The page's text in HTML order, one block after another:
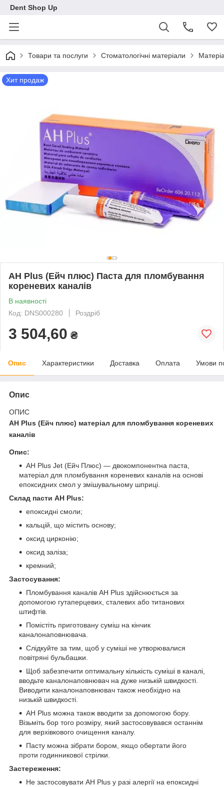
Dent Shop Up
Товари та послуги Стоматологічні матеріали
Хит продаж
AH Plus (Ейч плюс) Паста для пломбування
кореневих каналів
В наявності
Код: DNS000280
Роздріб
3 504,60 ₴
Опис Характеристики Доставка Оплата Умови
Опис
ОПИС
AH Plus (Ейч плюс) матеріал для пломбування кореневих
каналів
Опис:
AH Plus Jet (Ейч Плюc) — двокомпонентна паста,
матеріал для пломбування кореневих каналів на основі
епоксидних смол у змішувальному шприці.
Склад пасти AH Plus:
епоксидні смоли;
кальцій, що містить основу;
оксид цирконію;
оксид заліза;
кремний;
Застосування:
Пломбування каналів AH Plus здійснюється за
допомогою гутаперцевих, сталевих або титанових
штифтів.
Помістіть приготовану суміш на кінчик
каналонаповнювача.
Слідкуйте за тим, щоб у суміші не утворювалися
повітряні бульбашки.
Щоб забезпечити оптимальну кількість суміші в каналі,
вводьте каналонаповнювач на дуже низькій швидкості.
Виводити каналонаповнювач також необхідно на
низькій швидкості.
AH Plus можна також вводити за допомогою бору.
Візьміть бор того розміру, який застосовувався останнім
для верхівкового очищення каналу.
Пасту можна зібрати бором, якщо обертати його
проти годинникової стрілки.
Застереження:
Не застосовувати AH Plus у разі алергії на епоксидні